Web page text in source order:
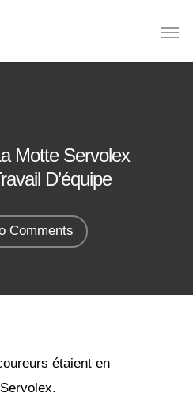
Motte Servolex
D’équipe
Comments
étaient en